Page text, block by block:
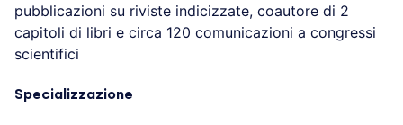
pubblicazioni su riviste indicizzate, coautore di 2
capitoli di libri e circa 120 comunicazioni a congressi
scientifici
Specializzazione